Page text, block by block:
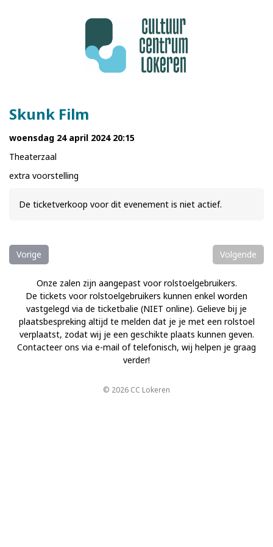
Skunk Film
woensdag 24 april 2024 20:15
Theaterzaal
extra voorstelling
De ticketverkoop voor dit evenement is niet actief.
Vorige Volgende
Onze zalen zijn aangepast voor rolstoelgebruikers.
De tickets voor rolstoelgebruikers kunnen enkel worden
vastgelegd via de ticketbalie (NIET online). Gelieve bij je
plaatsbespreking altijd te melden dat je je met een rolstoel
verplaatst, zodat wij je een geschikte plaats kunnen geven.
Contacteer ons via e-mail of telefonisch, wij helpen je graag
verder!
© 2026 CC Lokeren